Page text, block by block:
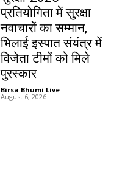
प्रतियोगिता में सुरक्षा
नवाचारों का सम्मान,
भिलाई इस्पात संयंत्र में
विजेता टीमों को मिले
पुरस्कार
Birsa Bhumi Live -
August 6, 2026